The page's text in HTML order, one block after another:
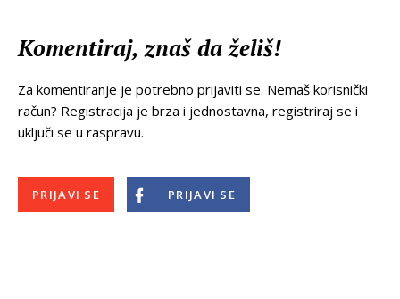
Komentiraj, znaš da želiš!
Za komentiranje je potrebno prijaviti se. Nemaš korisnički
račun? Registracija je brza i jednostavna, registriraj se i
uključi se u raspravu.
PRIJAVI SE PRIJAVI SE